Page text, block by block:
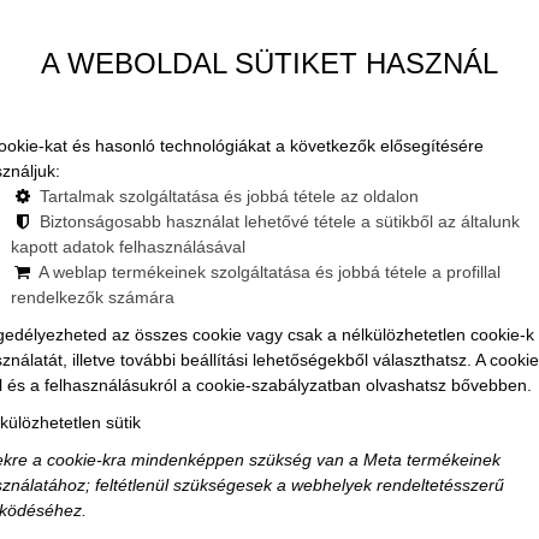
helyszín bérlés
Privát buli,
A WEBOLDAL SÜTIKET HASZNÁL
kat és hasonló technológiákat a következők elősegítésére
Tartalmak szolgáltatása és jobbá tétele az oldalon
Biztonságosabb használat lehetővé tétele a sütikből az általunk
kapott adatok felhasználásával
A weblap termékeinek szolgáltatása és jobbá tétele a profillal
rendelkezők számára
az összes cookie vagy csak a nélkülözhetetlen cookie-k
illetve további beállítási lehetőségekből választhatsz. A
és a felhasználásukról a cookie-szabályzatban olvashatsz bővebben.
sütik
a cookie-kra mindenképpen szükség van a Meta termékeinek
feltétlenül szükségesek a webhelyek rendeltetésszerű